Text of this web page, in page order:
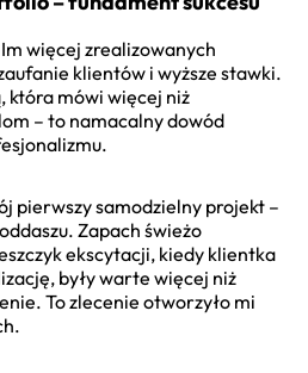
więcej zrealizowanych
klientów i wyższe stawki.
mówi więcej niż
– to namacalny dowód
pierwszy samodzielny projekt –
Zapach świeżo
ekscytacji, kiedy klientka
były warte więcej niż
To zlecenie otworzyło mi